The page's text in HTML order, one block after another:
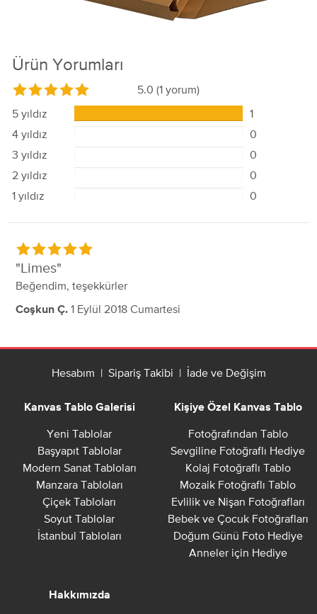
Ürün Yorumları
5.0 (1 yorum)
5 yıldız
1
4 yıldız
0
3 yıldız
0
2 yıldız
0
1 yıldız
0
Limes
Beğendim, teşekkürler
Coşkun Ç. 1 Eylül 2018 Cumartesi
Hesabım | Sipariş Takibi | İade ve Değişim
Kanvas Tablo Galerisi
Yeni Tablolar
Başyapıt Tablolar
Modern Sanat Tabloları
Manzara Tabloları
Çiçek Tabloları
Soyut Tablolar
İstanbul Tabloları
Kişiye Özel Kanvas Tablo
Fotoğrafından Tablo
Sevgiline Fotoğraflı Hediye
Kolaj Fotoğraflı Tablo
Mozaik Fotoğraflı Tablo
Evlilik ve Nişan Fotoğrafları
Bebek ve Çocuk Fotoğrafları
Doğum Günü Foto Hediye
Anneler için Hediye
Hakkımızda